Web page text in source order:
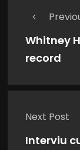
Whitney
record
Next Post
Interviu